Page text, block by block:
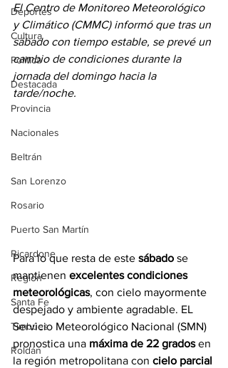
Deportes
Cultura
Política
Destacada
Provincia
Nacionales
Beltrán
San Lorenzo
Rosario
Puerto San Martín
Ricardone
Región
Santa Fe
Timbúes
Roldán
El Centro de Monitoreo Meteorológico
y Climático (CMMC) informó que tras un
sábado con tiempo estable, se prevé un
cambio de condiciones durante la
jornada del domingo hacia la
tarde/noche.
Para lo que resta de este sábado se
mantienen excelentes condiciones
meteorológicas, con cielo mayormente
despejado y ambiente agradable. EL
Servicio Meteorológico Nacional (SMN)
pronostica una máxima de 22 grados en
la región metropolitana con cielo parcial